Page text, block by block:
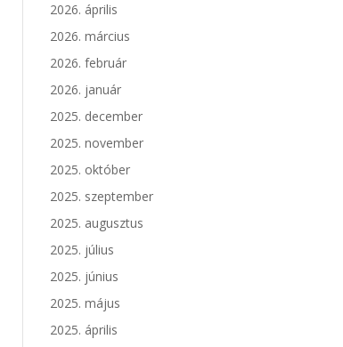
2026. április
2026. március
2026. február
2026. január
2025. december
2025. november
2025. október
2025. szeptember
2025. augusztus
2025. július
2025. június
2025. május
2025. április